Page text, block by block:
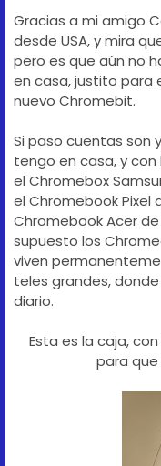
Gracias a mi amigo
desde USA, y mira
pero es que aún no
en casa, justito para
nuevo Chromebit.
Si paso cuentas son
tengo en casa, y
el Chromebox
el Chromebook Pixel
Chromebook Acer
supuesto los
viven
teles grandes,
diario.
Esta es la caja,
para